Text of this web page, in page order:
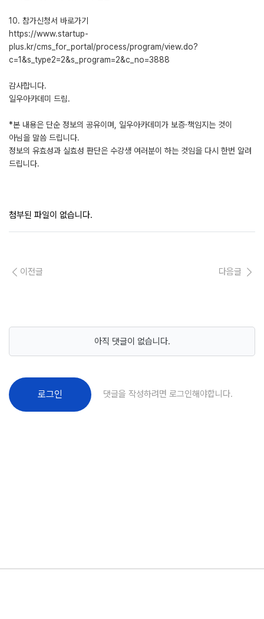
10. 참가신청서 바로가기
https://www.startup-
plus.kr/cms_for_portal/process/program/view.do?
c=1&s_type2=2&s_program=2&c_no=3888
감사합니다.
일우아카데미 드림.
*본 내용은 단순 정보의 공유이며, 일우아카데미가 보증·책임지는 것이
아님을 말씀 드립니다.
정보의 유효성과 실효성 판단은 수강생 여러분이 하는 것임을 다시 한번 알려
드립니다.
첨부된 파일이 없습니다.
이전글 다음글
아직 댓글이 없습니다.
로그인 댓글을 작성하려면 로그인해야합니다.